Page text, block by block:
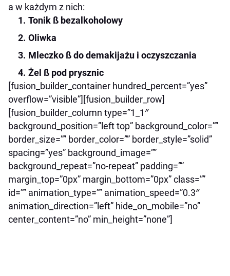
a w każdym z nich:
Tonik ß bezalkoholowy
Oliwka
Mleczko ßdo demakijażu i oczyszczania
Żel ß pod prysznic
[fusion_builder_container hundred_percent=”yes”
overflow=”visible”][fusion_builder_row]
[fusion_builder_column type=”1_1″
background_position=”left top” background_color=””
border_size=”” border_color=”” border_style=”solid”
spacing=”yes” background_image=””
background_repeat=”no-repeat” padding=””
margin_top=”0px” margin_bottom=”0px” class=””
id=”” animation_type=”” animation_speed=”0.3″
animation_direction=”left” hide_on_mobile=”no”
center_content=”no” min_height=”none”]